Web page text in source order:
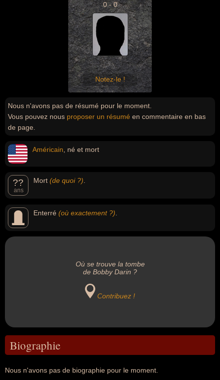
0 - 0
Notez-le !
Nous n'avons pas de résumé pour le moment.
Vous pouvez nous proposer un résumé en commentaire en bas
de page.
Américain , né et mort
??
ans
Mort (de quoi ?)
Enterré (où exactement ?)
Où se trouve la tombe
de Bobby Darin ?
Contribuez !
Biographie
Nous n'avons pas de biographie pour le moment.